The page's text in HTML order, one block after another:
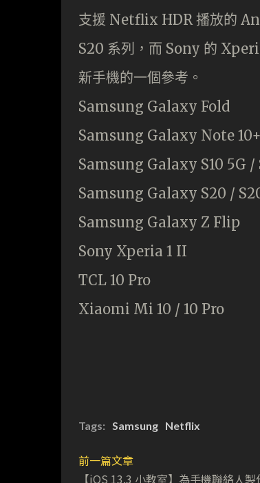
支援 Netflix HDR 播放的
S20 系列，而 Sony 的
新手機的一個參考。
Samsung Galaxy Fold
Samsung Galaxy Note 10+
Samsung Galaxy S10 5G /
Samsung Galaxy S20 /
Samsung Galaxy Z Flip
Sony Xperia 1 II
TCL 10 Pro
Xiaomi Mi 10 / 10 Pro
Tags: Samsung Netflix
前一篇文章
【iOS 13.3 小教室】為手機聯絡人